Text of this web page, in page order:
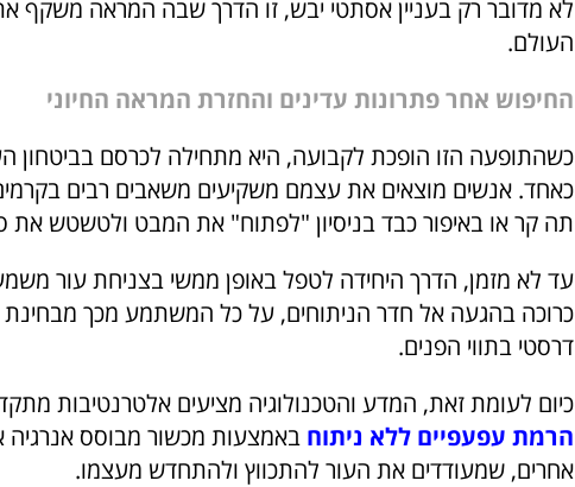
לא מדובר רק בעניין אסתטי יבש, זו הדרך שבה המראה משקף
העולם.
החיפוש אחר פתרונות עדינים והחזרת המראה החיוני
כשהתופעה הזו הופכת לקבועה, היא מתחילה לכרסם בביטחון
כאחד. אנשים מוצאים את עצמם משקיעים משאבים רבים
תה קר או באיפור כבד בניסיון "לפתוח" את המבט ולטשטש את
עד לא מזמן, הדרך היחידה לטפל באופן ממשי בצניחת עור
כרוכה בהגעה אל חדר הניתוחים, על כל המשתמע מכך מבחינת
דרסטי בתווי הפנים.
כיום לעומת זאת, המדע והטכנולוגיה מציעים אלטרנטיבות
הרמת עפעפיים ללא ניתוח באמצעות מכשור מבוסס אנרגיה
אחרים, שמעודדים את העור להתכווץ ולהתחדש מעצמו.